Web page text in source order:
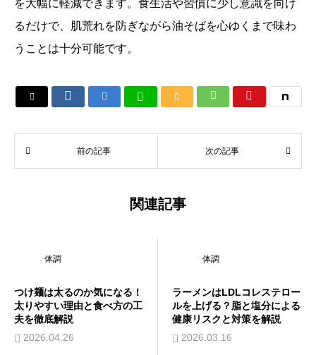
を大幅に軽減できます。食生活や習慣に少し意識を向け
るだけで、肌荒れを防ぎながら油そばを心ゆくまで味わ
うことは十分可能です。
     
前の記事 次の記事
関連記事
体調
つけ麺は太るのか気になる！
太りやすい理由と食べ方の工
夫を徹底解説
2026.04.26
体調
ラーメンはLDLコレステロー
ルを上げる？脂と塩分による
健康リスクと対策を解説
2026.03.16